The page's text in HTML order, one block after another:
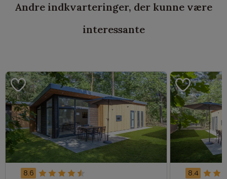
Andre indkvarteringer, der kunne være
interessante
8.6 8.4